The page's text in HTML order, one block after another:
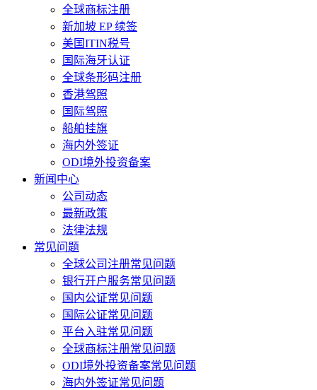
全球商标注册
新加坡 EP 续签
美国ITIN税号
国际海牙认证
全球条形码注册
香港驾照
国际驾照
船舶挂旗
海内外签证
ODI境外投资备案
新闻中心
公司动态
最新政策
法律法规
常见问题
全球公司注册常见问题
银行开户服务常见问题
国内公证常见问题
国际公证常见问题
平台入驻常见问题
全球商标注册常见问题
ODI境外投资备案常见问题
海内外签证常见问题